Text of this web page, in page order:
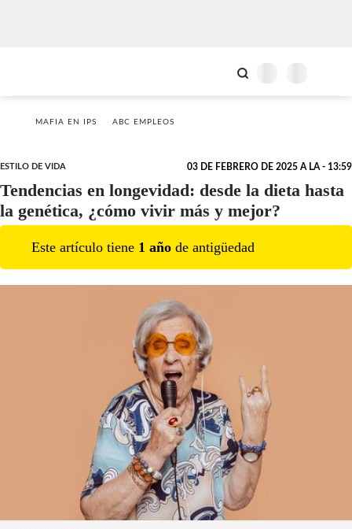
MAFIA EN IPS ABC EMPLEOS
ESTILO DE VIDA 03 DE FEBRERO DE 2025 A LA - 13:59
Tendencias en longevidad: desde la dieta hasta
la genética, ¿cómo vivir más y mejor?
Este artículo tiene 1 año de antigüedad